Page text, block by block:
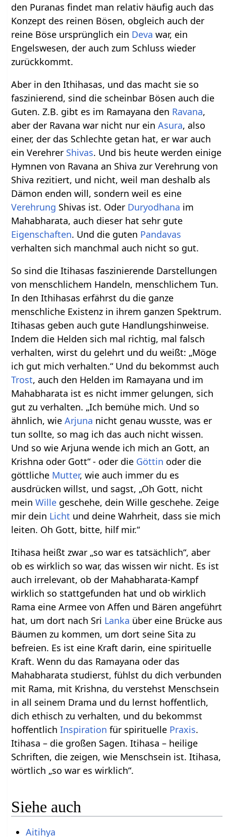
den Puranas findet man relativ häufig auch das
Konzept des reinen Bösen, obgleich auch der
reine Böse ursprünglich ein Deva war, ein
Engelswesen, der auch zum Schluss wieder
zurückkommt.
Aber in den Ithihasas, und das macht sie so
faszinierend, sind die scheinbar Bösen auch die
Guten. Z.B. gibt es im Ramayana den Ravana,
aber der Ravana war nicht nur einAsura, also
einer, der das Schlechte getan hat, er war auch
ein Verehrer Shivas. Und bis heute werden einige
Hymnen von Ravana an Shiva zur Verehrung von
Shiva rezitiert, und nicht, weil man deshalb als
Dämon enden will, sondern weil es eine
Verehrung Shivas ist. Oder Duryodhana im
Mahabharata, auch dieser hat sehr gute
Eigenschaften. Und die guten Pandavas
verhalten sich manchmal auch nicht so gut.
So sind die Itihasas faszinierende Darstellungen
von menschlichem Handeln, menschlichem Tun.
In den Ithihasas erfährst du die ganze
menschliche Existenz in ihrem ganzen Spektrum.
Itihasas geben auch gute Handlungshinweise.
Indem die Helden sich mal richtig, mal falsch
verhalten, wirst du gelehrt und du weißt: „Möge
ich gut mich verhalten.“ Und du bekommst auch
Trost, auch den Helden im Ramayana und im
Mahabharata ist es nicht immer gelungen, sich
gut zu verhalten. „Ich bemühe mich. Und so
ähnlich, wieArjuna nicht genau wusste, was er
tun sollte, so mag ich das auch nicht wissen.
Und so wie Arjuna wende ich mich an Gott, an
Krishna oder Gott“ - oder die Göttin oder die
göttliche Mutter, wie auch immer du es
ausdrücken willst, und sagst, „Oh Gott, nicht
meinWille geschehe, dein Wille geschehe. Zeige
mir dein Licht und deine Wahrheit, dass sie mich
leiten. Oh Gott, bitte, hilf mir.“
Itihasa heißt zwar „so war es tatsächlich“, aber
ob es wirklich so war, das wissen wir nicht. Es ist
auch irrelevant, ob der Mahabharata-Kampf
wirklich so stattgefunden hat und ob wirklich
Rama eine Armee von Affen und Bären angeführt
hat, um dort nach Sri Lanka über eine Brücke aus
Bäumen zu kommen, um dort seine Sita zu
befreien. Es ist eine Kraft darin, eine spirituelle
Kraft. Wenn du das Ramayana oder das
Mahabharata studierst, fühlst du dich verbunden
mit Rama, mit Krishna, du verstehst Menschsein
in all seinem Drama und du lernst hoffentlich,
dich ethisch zu verhalten, und du bekommst
hoffentlichInspiration für spirituelle Praxis.
Itihasa – die großen Sagen. Itihasa – heilige
Schriften, die zeigen, wie Menschsein ist. Itihasa,
wörtlich „so war es wirklich“.
Siehe auch
Aitihya